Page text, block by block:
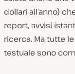
dollari all’anno)
report, avvisi
ricerca. Ma tutte
testuale sono